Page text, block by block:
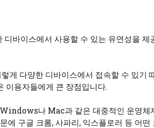
바이스에서 사용할 수 있는 유연성을 제
게 다양한 디바이스에서 접속할 수 있기
이용자들에게 큰 장점입니다.
나 Mac과 같은 대중적인 운영체
에 구글 크롬, 사파리, 익스플로러 등 어